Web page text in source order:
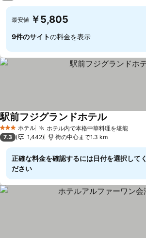
最安値 ￥5,805
9件のサイトの料金を表示
3 ホテルのランク
ホテル ホテル内で本格中華料理を堪能
駅前フジグランドホテル
7.3 1,442 街の中心まで1.3 km
正確な料金を確認するには日付を選択してく
ださい